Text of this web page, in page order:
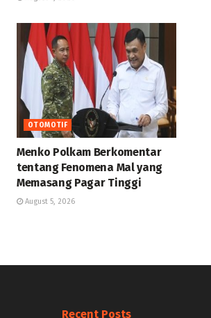
OTOMOTIF
Menko Polkam Berkomentar
tentang Fenomena Mal yang
Memasang Pagar Tinggi
August 5, 2026
Recent Posts